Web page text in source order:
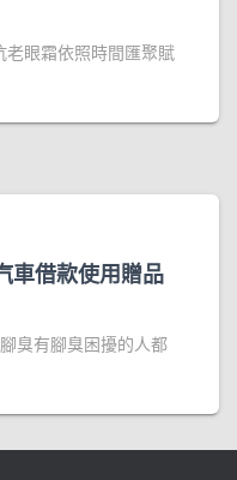
眼霜依照時間匯聚賦
車借款使用贈品
臭有腳臭困擾的人都